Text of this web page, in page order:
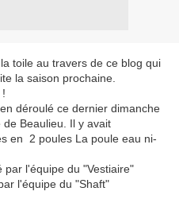
toile au travers de ce blog qui
la saison prochaine.
déroulé ce dernier dimanche
Beaulieu. Il y avait
en 2 poules La poule eau ni-
l'équipe du "Vestiaire"
l'équipe du "Shaft"